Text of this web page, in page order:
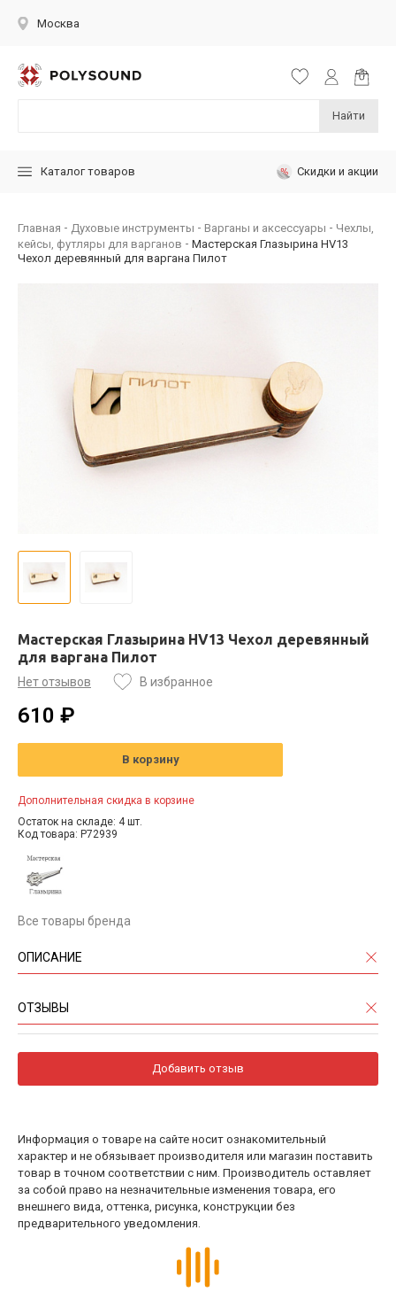
Москва
Найти
Каталог товаров Скидки и акции
Главная Духовые инструменты Варганы и аксессуары
Чехлы,
кейсы, футляры для варганов
Мастерская Глазырина HV13
Чехол деревянный для варгана Пилот
Мастерская Глазырина HV13 Чехол деревянный
для варгана Пилот
Нет отзывов В избранное
610 ₽
В корзину
Дополнительная скидка в корзине
Остаток на складе: 4 шт.
Код товара: P72939
Все товары бренда
ОПИСАНИЕ
ОТЗЫВЫ
Добавить отзыв
Информация о товаре на сайте носит ознакомительный
характер и не обязывает производителя или магазин поставить
товар в точном соответствии с ним. Производитель оставляет
за собой право на незначительные изменения товара, его
внешнего вида, оттенка, рисунка, конструкции без
предварительного уведомления.